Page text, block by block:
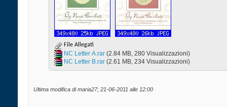
File Allegati
NC Letter A.rar‎ (2.84 MB, 280 Visualizzazioni)
NC Letter B.rar‎ (2.61 MB, 234 Visualizzazioni)
Ultima modifica di maria27; 21-06-2011 alle 12:00